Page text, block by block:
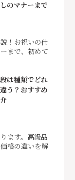
のマナーまで
！お祝いの仕
まで、初めて
は種類でどれ
う？おすすめ
ます。高級品
格の違いを解